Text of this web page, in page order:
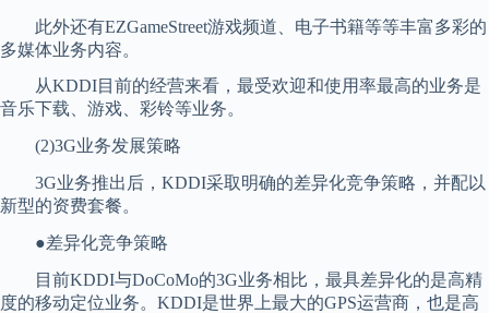
此外还有EZGameStreet游戏频道、电子书籍等等丰富多彩的
多媒体业务内容。
从KDDI目前的经营来看，最受欢迎和使用率最高的业务是
音乐下载、游戏、彩铃等业务。
(2)3G业务发展策略
3G业务推出后，KDDI采取明确的差异化竞争策略，并配以
新型的资费套餐。
●差异化竞争策略
目前KDDI与DoCoMo的3G业务相比，最具差异化的是高精
度的移动定位业务。KDDI是世界上最大的GPS运营商，也是高